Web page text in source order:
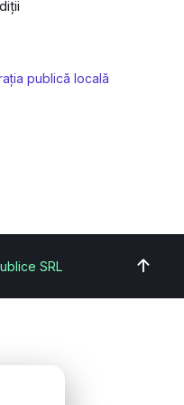
publică locală
SRL